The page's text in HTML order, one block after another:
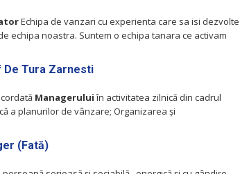
Echipa de vanzari cu experienta care sa isi dezvolte
echipa noastra. Suntem o echipa tanara ce activam
De Tura Zarnesti
Manageruluiîn activitatea zilnică din cadrul
a planurilor de vânzare; Organizarea și
(Fată)